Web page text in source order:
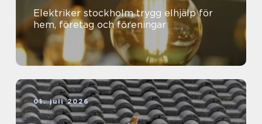
Elektriker stockholm trygg elhjälp för
hem, företag och föreningar
01. juli 2026